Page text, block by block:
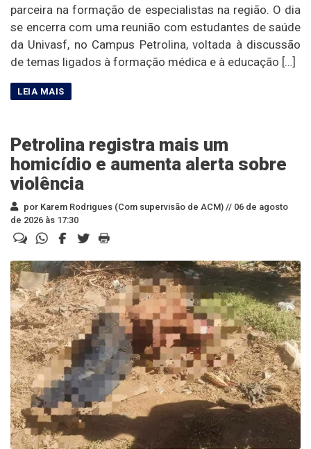
parceira na formação de especialistas na região. O dia
se encerra com uma reunião com estudantes de saúde
da Univasf, no Campus Petrolina, voltada à discussão
de temas ligados à formação médica e à educação […]
Petrolina registra mais um
homicídio e aumenta alerta sobre
violência
por Karem Rodrigues (Com supervisão de ACM) // 06 de agosto
de 2026 às 17:30